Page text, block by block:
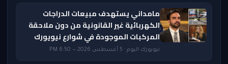
مامداني يستهدف مبيعات الدراجات
الكهربائية غير القانونية من دون ملاحقة
المركبات الموجودة في شوارع نيويورك
نيويورك اليوم · 5 أغسطس 2026 — 6:50 PM